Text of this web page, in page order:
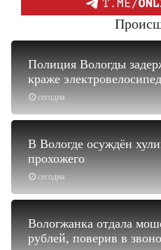
сегодня
Полиция Вологды
краже
сегодня
В Вологде осуждён
прохожего
Вологжанка отдала
рублей, поверив в